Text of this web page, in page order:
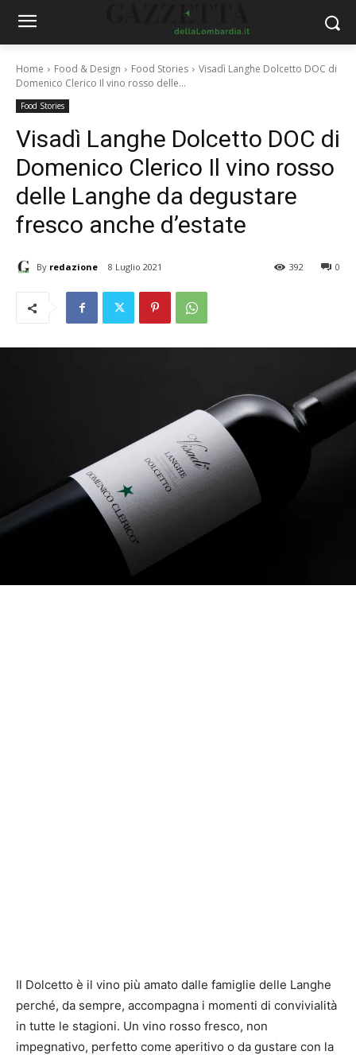
Home Food & Design Food Stories
Visadì Langhe Dolcetto DOC di
Domenico Clerico Il vino rosso delle...
Food Stories
Visadì Langhe Dolcetto DOC di
Domenico Clerico Il vino rosso
delle Langhe da degustare
fresco anche d’estate
By redazione 8 Luglio 2021 0
392
Il Dolcetto è il vino più amato dalle famiglie delle Langhe
perché, da sempre, accompagna i momenti di convivialità
in tutte le stagioni. Un vino rosso fresco, non
impegnativo, perfetto come aperitivo o da gustare con la